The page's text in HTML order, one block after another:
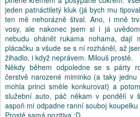
jeden patnáctiletý kluk (já bych mu
ten mě nehorázně štval. Ano, i mně
vosy, ale nakonec jsem si i já
nebudu ohánět rukama nohama,
plácačku a všude se s ní rozháněl, až
žihadlo, i když neprávem. Milouš prostě.
Někdy během odpoledne se s párty
čerstvě narozené miminko (a taky
mohla princi směle konkurovat) a
služební auto, páč někam v pondělí v
aspoň mi odpadne ranní souboj
Prostě samá pozitiva.:D